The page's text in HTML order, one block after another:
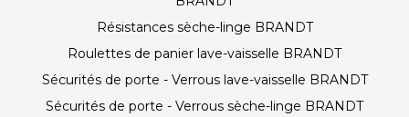
Résistances sèche-linge BRANDT
Roulettes de panier lave-vaisselle BRANDT
Sécurités de porte - Verrous lave-vaisselle BRANDT
Sécurités de porte - Verrous sèche-linge BRANDT